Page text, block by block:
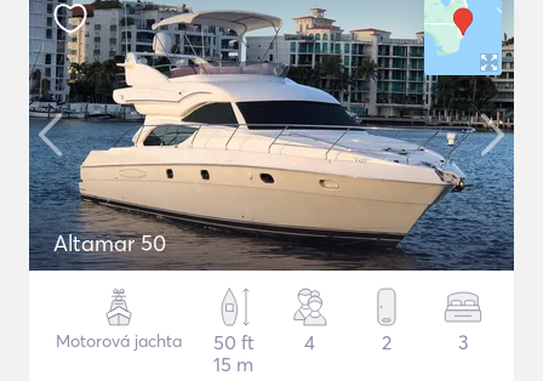
Altamar 50
Motorová jachta
50 ft
15 m
4 2 3